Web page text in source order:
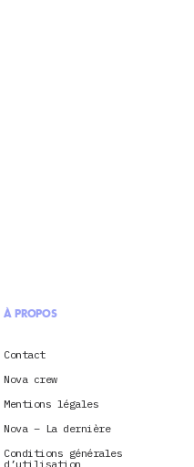
À PROPOS
Contact
Nova crew
Mentions légales
Nova – La dernière
Conditions générales
d’utilisation